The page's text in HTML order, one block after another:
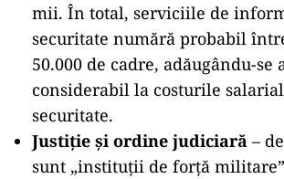
mii. În total, serviciile de
securitate numără probabil
50.000 de cadre, adăugându-se
considerabil la costurile
securitate.
Justiție și ordine judiciară –
sunt „instituții de forță